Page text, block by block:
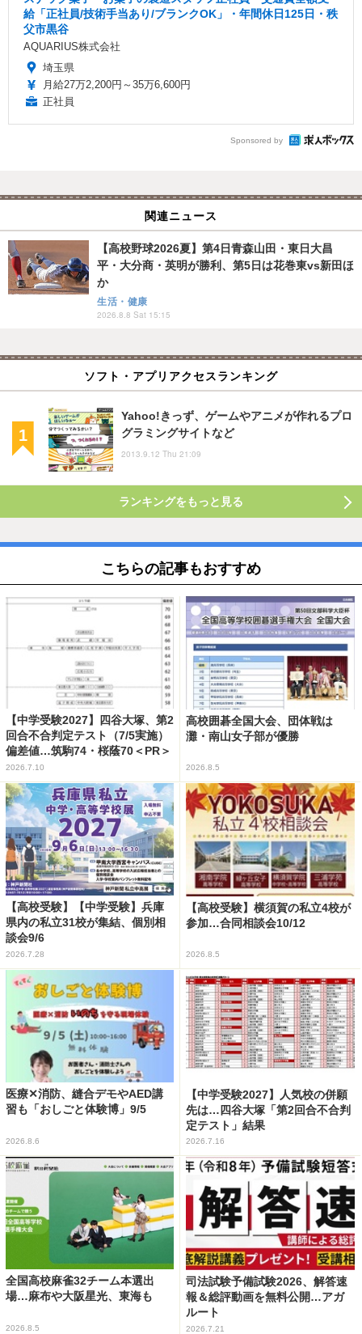
給「正社員/技術手当あり/ブランクOK」・年間休日125日・秩
父市黒谷
AQUARIUS株式会社
埼玉県
月給27万2,200円～35万6,600円
正社員
Sponsored by
関連ニュース
【高校野球2026夏】第4日青森山田・東日大昌
平・大分商・英明が勝利、第5日は花巻東vs新田ほ
か
生活・健康
2026.8.8 Sat 15:15
ソフト・アプリアクセスランキング
Yahoo!きっず、ゲームやアニメが作れるプロ
グラミングサイトなど
2013.9.12 Thu 21:09
ランキングをもっと見る
こちらの記事もおすすめ
【中学受験2027】四谷大塚、第2
回合不合判定テスト（7/5実施）
偏差値…筑駒74・桜蔭70＜PR＞
2026.7.10
高校囲碁全国大会、団体戦は
灘・南山女子部が優勝
2026.8.5
【高校受験】【中学受験】兵庫
県内の私立31校が集結、個別相
談会9/6
2026.7.28
【高校受験】横須賀の私立4校が
参加…合同相談会10/12
2026.8.5
医療✕消防、縫合デモやAED講
習も「おしごと体験博」9/5
2026.8.6
【中学受験2027】人気校の併願
先は…四谷大塚「第2回合不合判
定テスト」結果
2026.7.16
全国高校麻雀32チーム本選出
場…麻布や大阪星光、東海も
2026.8.5
司法試験予備試験2026、解答速
報＆総評動画を無料公開…アガ
ルート
2026.7.21